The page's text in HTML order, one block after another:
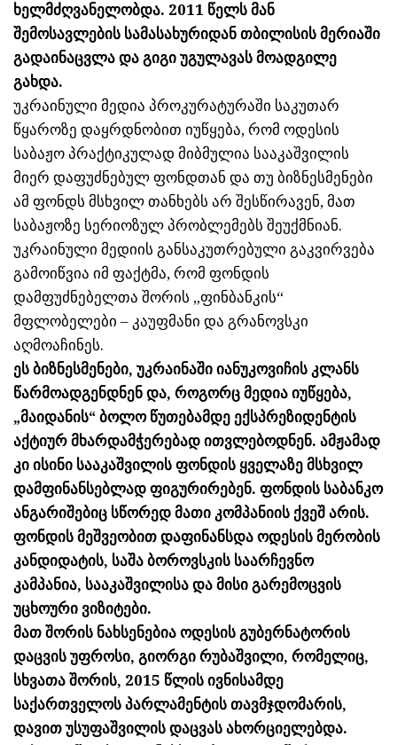
ხელმძღვანელობდა. 2011 წელს მან
შემოსავლების სამასახურიდან თბილისის მერიაში
გადაინაცვლა და გიგი უგულავას მოადგილე
გახდა.
უკრაინული მედია პროკურატურაში საკუთარ
წყაროზე დაყრდნობით იუწყება, რომ ოდესის
საბაჟო პრაქტიკულად მიბმულია სააკაშვილის
მიერ დაფუძნებულ ფონდთან და თუ ბიზნესმენები
ამ ფონდს მსხვილ თანხებს არ შესწირავენ, მათ
საბაჟოზე სერიოზულ პრობლემებს შეუქმნიან.
უკრაინული მედიის განსაკუთრებული გაკვირვება
გამოიწვია იმ ფაქტმა, რომ ფონდის
დამფუძნებელთა შორის „ფინბანკის“
მფლობელები – კაუფმანი და გრანოვსკი
აღმოაჩინეს.
ეს ბიზნესმენები, უკრაინაში იანუკოვიჩის კლანს
წარმოადგენდნენ და, როგორც მედია იუწყება,
„მაიდანის“ ბოლო წუთებამდე ექსპრეზიდენტის
აქტიურ მხარდამჭერებად ითვლებოდნენ. ამჟამად
კი ისინი სააკაშვილის ფონდის ყველაზე მსხვილ
დამფინანსებლად ფიგურირებენ. ფონდის საბანკო
ანგარიშებიც სწორედ მათი კომპანიის ქვეშ არის.
ფონდის მეშვეობით დაფინანსდა ოდესის მერობის
კანდიდატის, საშა ბოროვსკის საარჩევნო
კამპანია, სააკაშვილისა და მისი გარემოცვის
უცხოური ვიზიტები.
მათ შორის ნახსენებია ოდესის გუბერნატორის
დაცვის უფროსი, გიორგი რუბაშვილი, რომელიც,
სხვათა შორის, 2015 წლის ივნისამდე
საქართველოს პარლამენტის თავმჯდომარის,
დავით უსუფაშვილის დაცვას ახორციელებდა.